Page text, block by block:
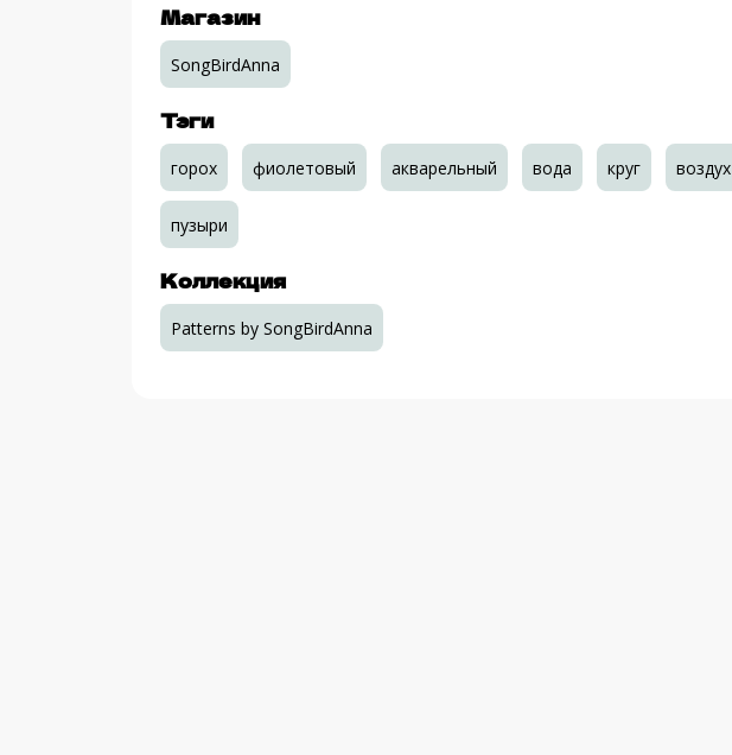
Магазин
SongBirdAnna
Тэги
горох фиолетовый акварельный вода круг воздух
пузыри
Коллекция
Patterns by SongBirdAnna